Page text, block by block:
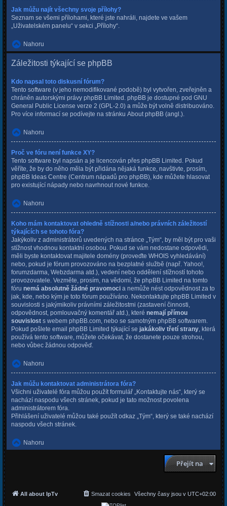
Jak můžu najít všechny svoje přílohy?
Seznam se všemi přílohami, které jste nahráli, najdete ve vašem
„Uživatelském panelu“ v sekci „Přílohy“.
Nahoru
Záležitosti týkající se phpBB
Kdo napsal toto diskusní fórum?
Tento software (v jeho nemodifikované podobě) byl vytvořen, zveřejněn a
chráněn autorskými právy phpBB Limited . phpBB je dostupné pod GNU
General Public License verze 2 (GPL-2.0) a může být volně distribuováno.
Pro více informací se podívejte na stránku About phpBB (angl.).
Nahoru
Proč ve fóru není funkce XY?
Tento software byl napsán a je licencován přes phpBB Limited. Pokud
věříte, že by do něho měla být přidána nějaká funkce, navštivte, prosím,
phpBB Ideas Centre (Centrum nápadů pro phpBB), kde můžete hlasovat
pro existující nápady nebo navrhnout nové funkce.
Nahoru
Koho mám kontaktovat ohledně stížnosti a/nebo právních záležitostí
týkajících se tohoto fóra?
Jakýkoliv z administrátorů uvedených na stránce „Tým“, by měl být pro vaši
stížnost vhodnou kontaktní osobou. Pokud se vám nedostane odpovědi,
měli byste kontaktovat majitele domény (proveďte WHOIS vyhledávání)
nebo, pokud je fórum provozováno na bezplatné službě (např. Yahoo!,
forumzdarma, Webzdarma atd.), vedení nebo oddělení stížností tohoto
provozovatele. Vezměte, prosím, na vědomí, že phpBB Limited na tomto
fóru nemá absolutně žádné pravomoci a nemůže nést odpovědnost za to
jak, kde, nebo kým je toto fórum používáno. Nekontaktujte phpBB Limited v
souvislosti s jakýmikoliv právními záležitostmi (zastavení činnosti,
odpovědnost, pomlouvačný komentář atd.), které nemají přímou
souvislost s webem phpBB.com, nebo se samotným phpBB softwarem.
Pokud pošlete email phpBB Limited týkající se jakákoliv třetí strany , která
používá tento software, můžete očekávat, že dostanete pouze strohou,
nebo vůbec žádnou odpověď.
Nahoru
Jak můžu kontaktovat administrátora fóra?
Všichni uživatelé fóra můžou použít formulář „Kontaktujte nás“, který se
nachází naspodu všech stránek, pokud je tato možnost povolena
administrátorem fóra.
Přihlášení uživatelé můžou také použít odkaz „Tým“, který se také nachází
naspodu všech stránek.
Nahoru
Přejít na
All about IpTv Všechny časy jsou v UTC+02:00
Smazat cookies